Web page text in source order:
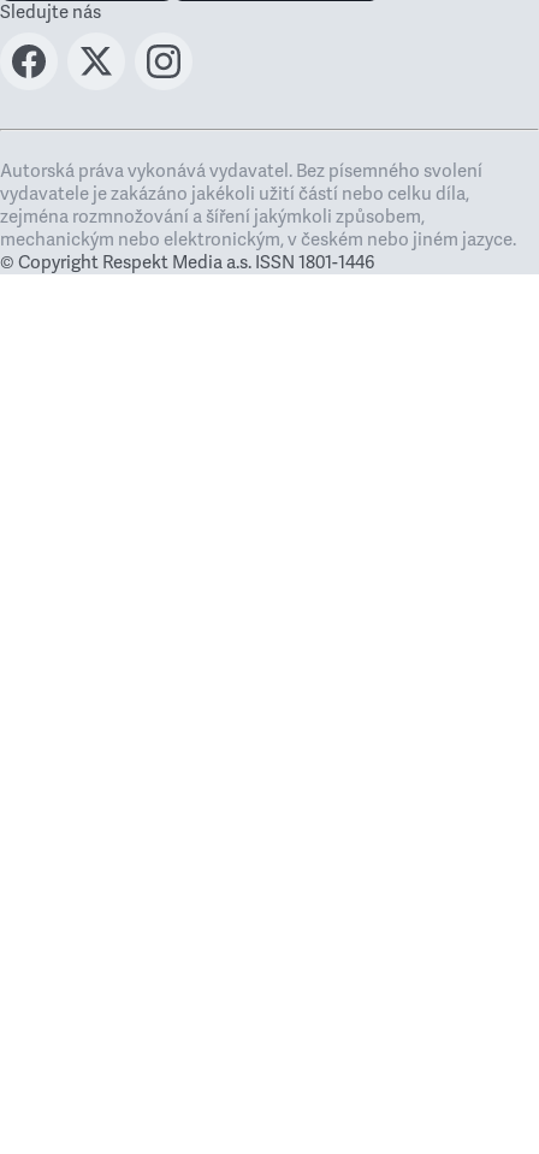
Sledujte nás
Autorská práva vykonává vydavatel. Bez písemného svolení
vydavatele je zakázáno jakékoli užití částí nebo celku díla,
zejména rozmnožování a šíření jakýmkoli způsobem,
mechanickým nebo elektronickým, v českém nebo jiném jazyce.
© Copyright Respekt Media a.s. ISSN 1801-1446